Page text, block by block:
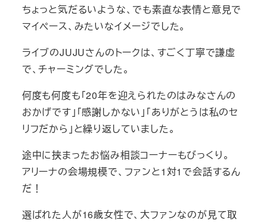
ちょっと気だるいような、でも素直な表情と意見で
マイペース、みたいなイメージでした。
ライブのJUJUさんのトークは、すごく丁寧で謙虚
で、チャーミングでした。
何度も何度も「20年を迎えられたのはみなさんの
おかげです」「感謝しかない」「ありがとうは私のセ
リフだから」と繰り返していました。
途中に挟まったお悩み相談コーナーもびっくり。
アリーナの会場規模で、ファンと1対1で会話するん
だ！
選ばれた人が16歳女性で、大ファンなのが見て取